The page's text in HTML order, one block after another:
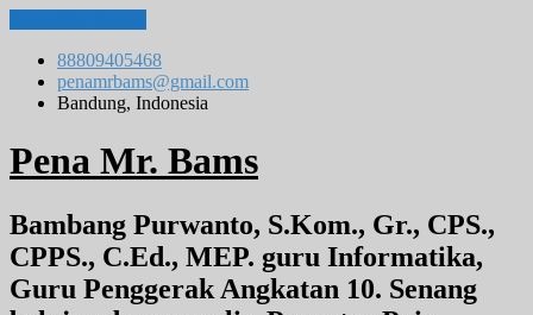
88809405468
penamrbams@gmail.com
Bandung, Indonesia
Pena Mr. Bams
Bambang Purwanto, S.Kom., Gr., CPS.,
CPPS., C.Ed., MEP. guru Informatika,
Guru Penggerak Angkatan 10. Senang